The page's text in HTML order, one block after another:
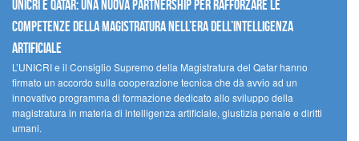
UNICRI e Qatar: una nuova partnership per rafforzare le
competenze della magistratura nell’era dell’intelligenza
artificiale
L’UNICRI e il Consiglio Supremo della Magistratura del Qatar hanno
firmato un accordo sulla cooperazione tecnica che dà avvio ad un
innovativo programma di formazione dedicato allo sviluppo della
magistratura in materia di intelligenza artificiale, giustizia penale e diritti
umani.